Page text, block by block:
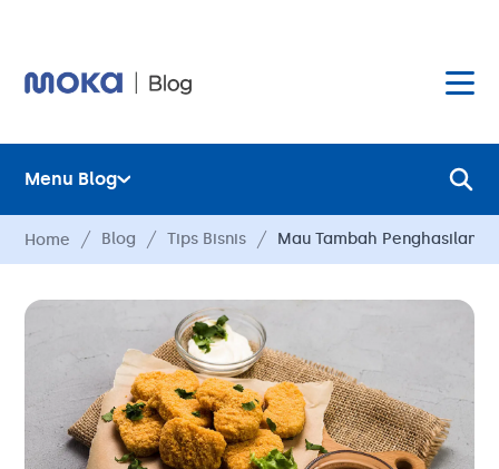
Layanan
Hardware
Harga
Hubungi Kami
Blog
Menu Blog
Layanan
Hardware
Harga
Hubungi Kami
Home Blog Tips Bisnis Mau Tambah Penghasilan?